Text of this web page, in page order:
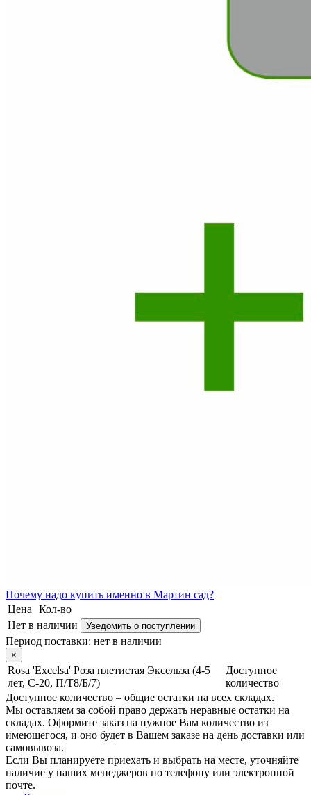
Почему надо купить именно в Мартин сад?
Цена
Кол-во
Нет в наличии
Уведомить о поступлении
Период поставки: нет в наличии
×
Rosa 'Excelsa' Роза плетистая Эксельза (4-5
лет, С-20, П/Т8/Б/7)
Доступное
количество
Доступное количество – общие остатки на всех складах.
Мы оставляем за собой право держать неравные остатки на
складах. Оформите заказ на нужное Вам количество из
имеющегося, и оно будет в Вашем заказе на день доставки или
самовывоза.
Если Вы планируете приехать и выбрать на месте, уточняйте
наличие у наших менеджеров по телефону или электронной
почте.